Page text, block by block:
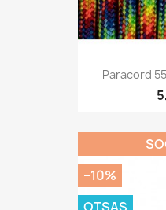
Paracord
−10%
OTSAS